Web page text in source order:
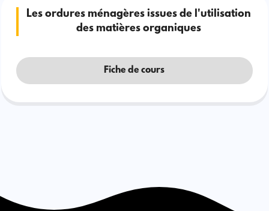
Les ordures ménagères issues de l'utilisation
des matières organiques
Fiche de cours